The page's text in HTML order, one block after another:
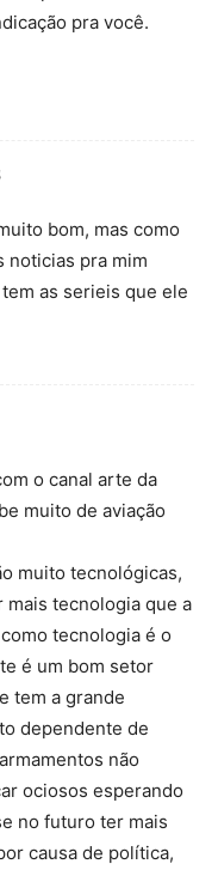
pra você.
bom, mas como
noticias pra mim
as serieis que ele
o canal arte da
muito de aviação
muito tecnológicas,
tecnologia que a
tecnologia é o
é um bom setor
tem a grande
dependente de
não
ociosos esperando
no futuro ter mais
causa de política,